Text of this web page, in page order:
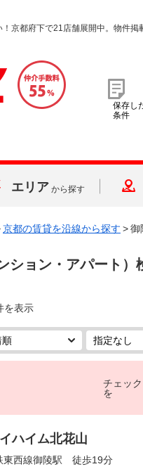
京都府下で21店舗展開中。物件掲
保存し
条件
エリア から探す
京都の賃貸を沿線から探す >御
ション・アパート）
を表示
チェッ
を
ハイム北花山
東西線御陵駅 徒歩19分